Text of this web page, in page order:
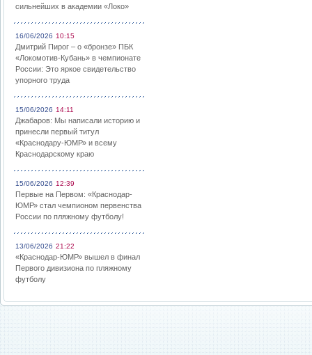
сильнейших в академии «Локо»
16/06/2026 10:15
Дмитрий Пирог – о «бронзе» ПБК
«Локомотив-Кубань» в чемпионате
России: Это яркое свидетельство
упорного труда
15/06/2026 14:11
Джабаров: Мы написали историю и
принесли первый титул
«Краснодару-ЮМР» и всему
Краснодарскому краю
15/06/2026 12:39
Первые на Первом: «Краснодар-
ЮМР» стал чемпионом первенства
России по пляжному футболу!
13/06/2026 21:22
«Краснодар-ЮМР» вышел в финал
Первого дивизиона по пляжному
футболу